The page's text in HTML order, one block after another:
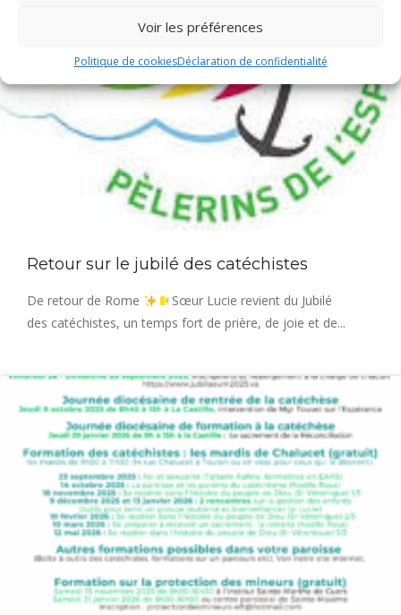
Voir les préférences
Politique de cookiesDéclaration de confidentialité
Retour sur le jubilé des catéchistes
De retour de Rome
Sœur Lucie revient du Jubilé
des catéchistes, un temps fort de prière, de joie et de...